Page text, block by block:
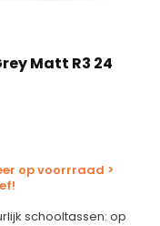
Matt R3 24
op voorrraad >
schooltassen: op